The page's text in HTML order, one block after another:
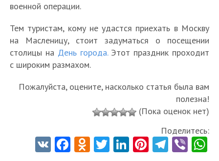
военной операции.
Тем туристам, кому не удастся приехать в Москву
на Масленицу, стоит задуматься о посещении
столицы на День города.Этот праздник проходит
с широким размахом.
Пожалуйста, оцените, насколько статья была вам
полезна!
(Пока оценок нет)
Поделитесь:
V Fa O T Li Pi Te Vi